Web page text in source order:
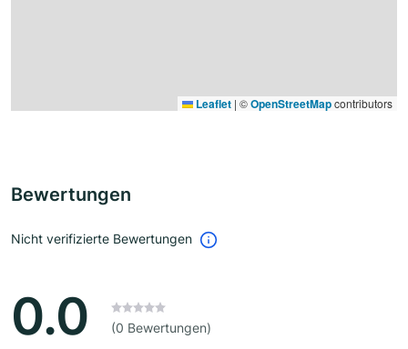
Leaflet | ©OpenStreetMapcontributors
Bewertungen
Nicht verifizierte Bewertungen
0.0 (0 Bewertungen)